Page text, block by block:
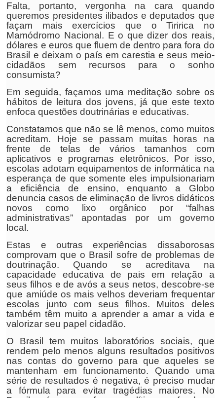
Falta, portanto, vergonha na cara quando
queremos presidentes ilibados e deputados que
façam mais exercícios que o Tiririca no
Mamódromo Nacional. E o que dizer dos reais,
dólares e euros que fluem de dentro para fora do
Brasil e deixam o país em carestia e seus meio-
cidadãos sem recursos para o sonho
consumista?
Em seguida, façamos uma meditação sobre os
hábitos de leitura dos jovens, já que este texto
enfoca questões doutrinárias e educativas.
Constatamos que não se lê menos, como muitos
acreditam. Hoje se passam muitas horas na
frente de telas de vários tamanhos com
aplicativos e programas eletrônicos. Por isso,
escolas adotam equipamentos de informática na
esperança de que somente eles impulsionariam
a eficiência de ensino, enquanto a Globo
denuncia casos de eliminação de livros didáticos
novos como lixo orgânico por “falhas
administrativas” apontadas por um governo
local.
Estas e outras experiências dissaborosas
comprovam que o Brasil sofre de problemas de
doutrinação. Quando se acreditava na
capacidade educativa de pais em relação a
seus filhos e de avós a seus netos, descobre-se
que amiúde os mais velhos deveriam frequentar
escolas junto com seus filhos. Muitos deles
também têm muito a aprender a amar a vida e
valorizar seu papel cidadão.
O Brasil tem muitos laboratórios sociais, que
rendem pelo menos alguns resultados positivos
nas contas do governo para que aqueles se
mantenham em funcionamento. Quando uma
série de resultados é negativa, é preciso mudar
a fórmula para evitar tragédias maiores. No